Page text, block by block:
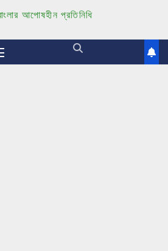
আপোষহীন প্রতিনিধি